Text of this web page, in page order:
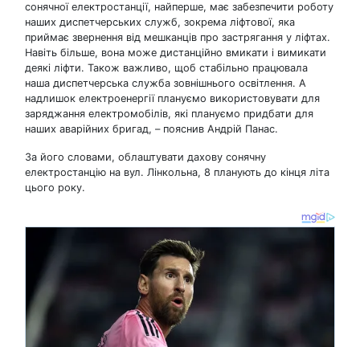
сонячної електростанції, найперше, має забезпечити роботу
наших диспетчерських служб, зокрема ліфтової, яка
приймає звернення від мешканців про застрягання у ліфтах.
Навіть більше, вона може дистанційно вмикати і вимикати
деякі ліфти. Також важливо, щоб стабільно працювала
наша диспетчерська служба зовнішнього освітлення. А
надлишок електроенергії плануємо використовувати для
заряджання електромобілів, які плануємо придбати для
наших аварійних бригад, – пояснив Андрій Панас.
За його словами, облаштувати дахову сонячну
електростанцію на вул. Лінкольна, 8 планують до кінця літа
цього року.